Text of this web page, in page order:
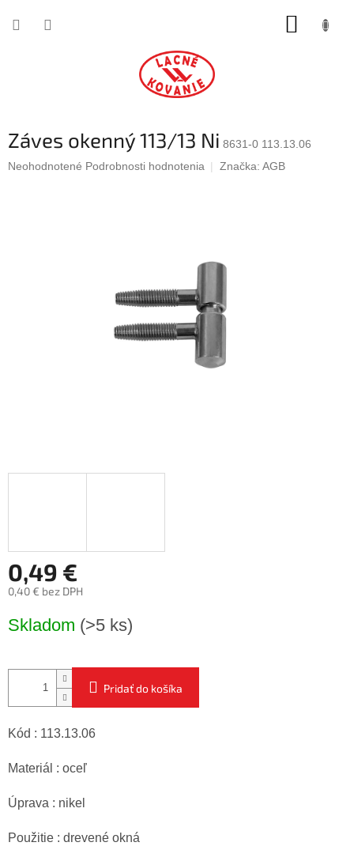
Záves okenný 113/13 Ni 8631-0 113.13.06
Priemerné
Neohodnotené Podrobnosti hodnotenia Značka: AGB
0,49 €
0,40 € bez DPH
cena:
Skladom (>5 ks)
Pridať do košíka
Kód : 113.13.06
Materiál : oceľ
Úprava : nikel
Použitie : drevené okná